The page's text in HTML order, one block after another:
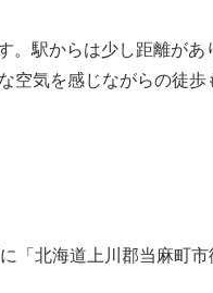
。駅からは少し距離があ
空気を感じながらの徒歩
「北海道上川郡当麻町